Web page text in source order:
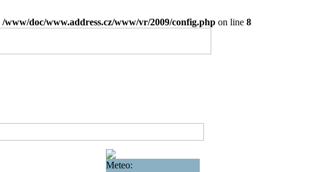
/www/doc/www.address.cz/www/vr/2009/config.php on line 8
Meteo: